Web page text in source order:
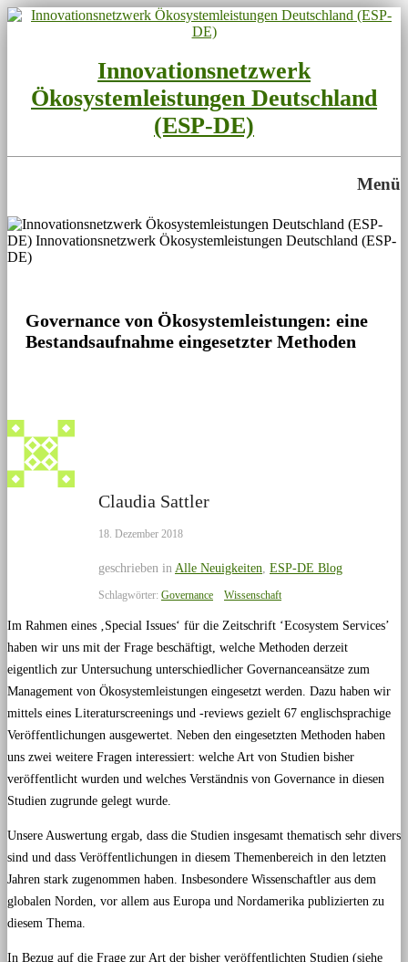
Innovationsnetzwerk
Ökosystemleistungen Deutschland
(ESP-DE)
Menü
Governance von Ökosystemleistungen: eine
Bestandsaufnahme eingesetzter Methoden
Claudia Sattler
18. Dezember 2018
geschrieben in Alle Neuigkeiten ESP-DE Blog
Schlagwörter: Governance Wissenschaft
Im Rahmen eines ‚Special Issues‘ für die Zeitschrift ‘Ecosystem Services’
haben wir uns mit der Frage beschäftigt, welche Methoden derzeit
eigentlich zur Untersuchung unterschiedlicher Governanceansätze zum
Management von Ökosystemleistungen eingesetzt werden. Dazu haben wir
mittels eines Literaturscreenings und -reviews gezielt 67 englischsprachige
Veröffentlichungen ausgewertet. Neben den eingesetzten Methoden haben
uns zwei weitere Fragen interessiert: welche Art von Studien bisher
veröffentlicht wurden und welches Verständnis von Governance in diesen
Studien zugrunde gelegt wurde.
Unsere Auswertung ergab, dass die Studien insgesamt thematisch sehr divers
sind und dass Veröffentlichungen in diesem Themenbereich in den letzten
Jahren stark zugenommen haben. Insbesondere Wissenschaftler aus dem
globalen Norden, vor allem aus Europa und Nordamerika publizierten zu
diesem Thema.
In Bezug auf die Frage zur Art der bisher veröffentlichten Studien (siehe